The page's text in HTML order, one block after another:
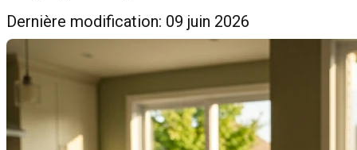
Dernière modification: 09 juin 2026